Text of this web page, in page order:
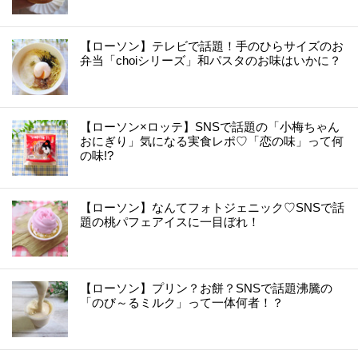
【ローソン】テレビで話題！手のひらサイズのお
弁当「choiシリーズ」和パスタのお味はいかに？
【ローソン×ロッテ】SNSで話題の「小梅ちゃん
おにぎり」気になる実食レポ♡「恋の味」って何
の味!?
【ローソン】なんてフォトジェニック♡SNSで話
題の桃パフェアイスに一目ぼれ！
【ローソン】プリン？お餅？SNSで話題沸騰の
「のび～るミルク」って一体何者！？